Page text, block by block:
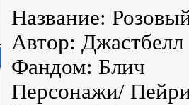
Название:
Автор: Джастбелл
Фандом: Блич
Персонажи/